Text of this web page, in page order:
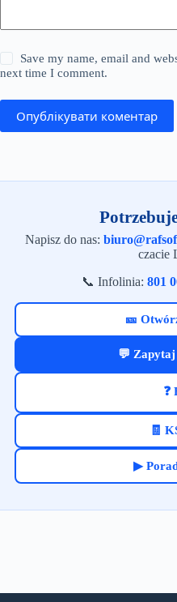
Save my name, email and
next time I comment.
Опублікувати коментар
Napisz do nas:
czacie
📞 Infolinia: 801
🎫
💬
❓
🧾
▶